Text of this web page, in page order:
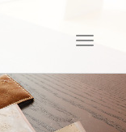
T
g
g
l